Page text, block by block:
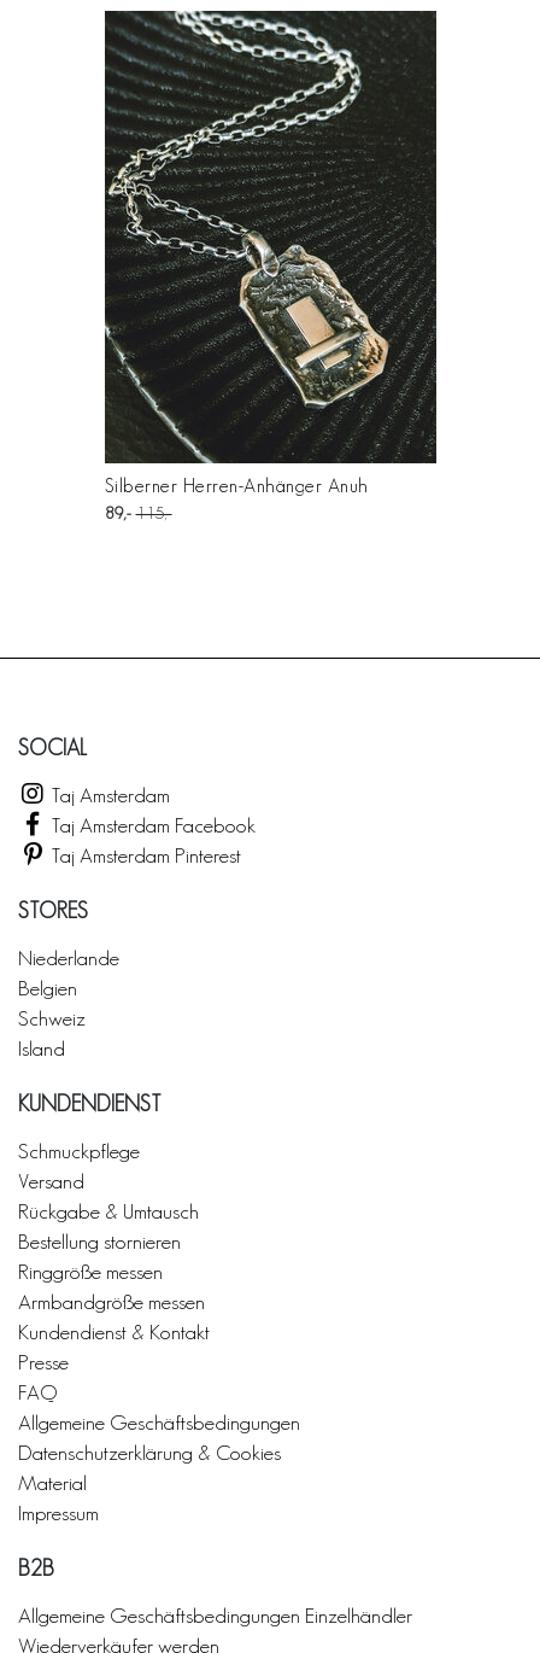
Silberner Herren-Anhänger Anuh
89 115
SOCIAL
Taj Amsterdam
Taj Amsterdam Facebook
Taj Amsterdam Pinterest
STORES
Niederlande
Belgien
Schweiz
Island
KUNDENDIENST
Schmuckpflege
Versand
Rückgabe & Umtausch
Bestellung stornieren
Ringgröße messen
Armbandgröße messen
Kundendienst & Kontakt
Presse
FAQ
Allgemeine Geschäftsbedingungen
Datenschutzerklärung & Cookies
Material
Impressum
B2B
Allgemeine Geschäftsbedingungen Einzelhändler
Wiederverkäufer werden